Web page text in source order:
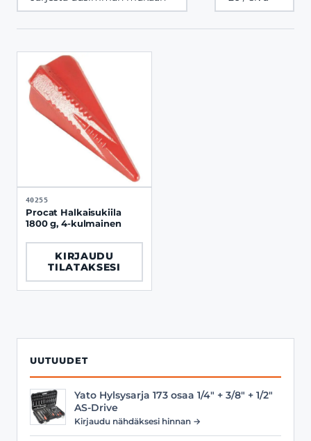
UUTUUDET
Yato Hylsysarja 173 osaa 1/4" + 3/8" + 1/2"
AS-Drive
Kirjaudu nähdäksesi hinnan →
sivulla
40255
Procat Halkaisukiila
1800 g, 4-kulmainen
KIRJAUDU
TILATAKSESI